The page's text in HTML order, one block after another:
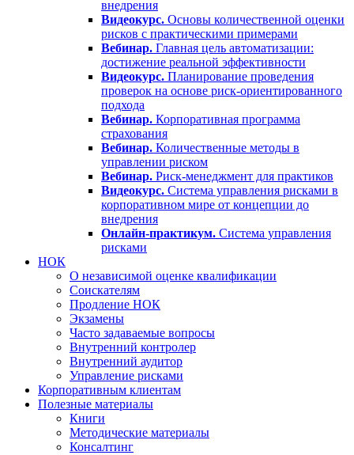
внедрения
Видеокурс. Основы количественной оценки
рисков с практическими примерами
Вебинар. Главная цель автоматизации:
достижение реальной эффективности
Видеокурс. Планирование проведения
проверок на основе риск-ориентированного
подхода
Вебинар. Корпоративная программа
страхования
Вебинар. Количественные методы в
управлении риском
Вебинар. Риск-менеджмент для практиков
Видеокурс. Система управления рисками в
корпоративном мире от концепции до
внедрения
Онлайн-практикум. Система управления
рисками
НОК
О независимой оценке квалификации
Соискателям
Продление НОК
Экзамены
Часто задаваемые вопросы
Внутренний контролер
Внутренний аудитор
Управление рисками
Корпоративным клиентам
Полезные материалы
Книги
Методические материалы
Консалтинг